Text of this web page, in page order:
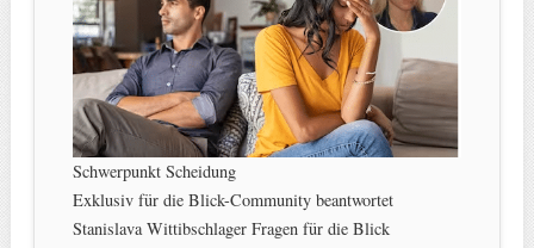
Schwerpunkt Scheidung
Exklusiv für die Blick-Community beantwortet
Stanislava Wittibschlager Fragen für die Blick